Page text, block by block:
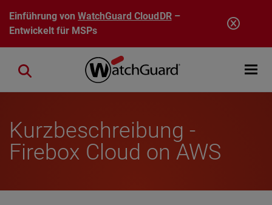
Direkt zum Inhalt
Einführung vonWatchGuard CloudDR–
Entwickelt für MSPs
Open
Close search
Kurzbeschreibung -
Firebox Cloud on AWS